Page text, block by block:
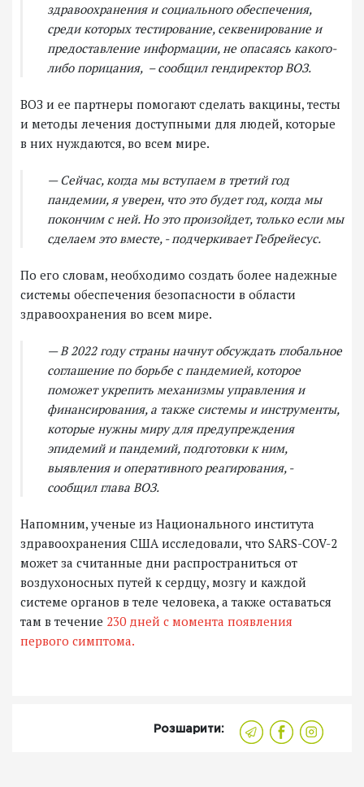
здравоохранения и социального обеспечения,
среди которых тестирование, секвенирование и
предоставление информации, не опасаясь какого-
либо порицания, – сообщил гендиректор ВОЗ.
ВОЗ и ее партнеры помогают сделать вакцины, тесты
и методы лечения доступными для людей, которые
в них нуждаются, во всем мире.
— Сейчас, когда мы вступаем в третий год
пандемии, я уверен, что это будет год, когда мы
покончим с ней. Но это произойдет, только если мы
сделаем это вместе, - подчеркивает Гебрейесус.
По его словам, необходимо создать более надежные
системы обеспечения безопасности в области
здравоохранения во всем мире.
— В 2022 году страны начнут обсуждать глобальное
соглашение по борьбе с пандемией, которое
поможет укрепить механизмы управления и
финансирования, а также системы и инструменты,
которые нужны миру для предупреждения
эпидемий и пандемий, подготовки к ним,
выявления и оперативного реагирования, -
сообщил глава ВОЗ.
Напомним, ученые из Национального института
здравоохранения США исследовали, что SARS-COV-2
может за считанные дни распространиться от
воздухоносных путей к сердцу, мозгу и каждой
системе органов в теле человека, а также оставаться
там в течение 230 дней с момента появления
первого симптома.
Розшарити: